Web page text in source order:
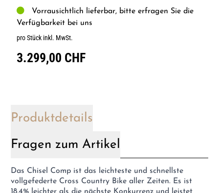
Vorrausichtlich lieferbar, bitte erfragen Sie die
Verfügbarkeit bei uns
pro Stück inkl. MwSt.
3.299,00 CHF
Produktdetails
Fragen zum Artikel
Das Chisel Comp ist das leichteste und schnellste
vollgefederte Cross Country Bike aller Zeiten. Es ist
18,4% leichter als die nächste Konkurrenz und leistet